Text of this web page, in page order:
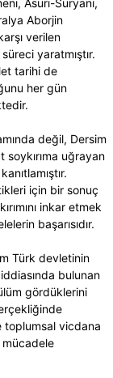
Asuri-Süryani,
Aborjin
verilen
yaratmıştır.
tarihi de
her gün
değil, Dersim
soykırıma uğrayan
için bir sonuç
inkar etmek
başarısıdır.
Türk devletinin
bulunan
gördüklerini
toplumsal vicdana
mücadele